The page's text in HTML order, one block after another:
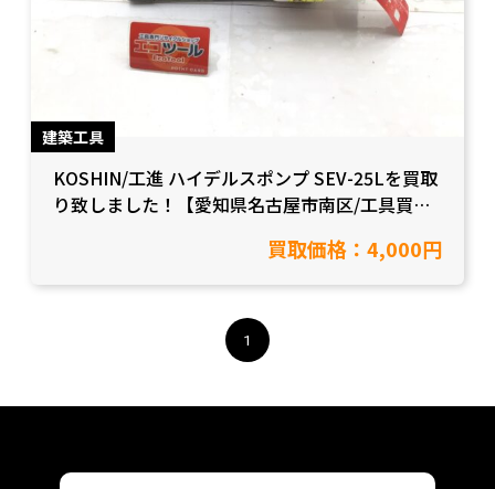
建築工具
KOSHIN/工進 ハイデルスポンプ SEV-25Lを買取
り致しました！【愛知県名古屋市南区/工具買
買取価格：4,000円
1